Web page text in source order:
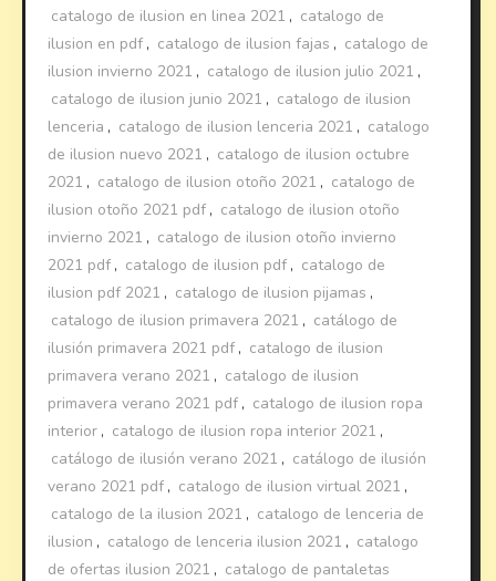
catalogo de ilusion en linea 2021 , catalogo de
ilusion en pdf , catalogo de ilusion fajas , catalogo de
ilusion invierno 2021 , catalogo de ilusion julio 2021 ,
catalogo de ilusion junio 2021 , catalogo de ilusion
lenceria , catalogo de ilusion lenceria 2021 , catalogo
de ilusion nuevo 2021 , catalogo de ilusion octubre
2021 , catalogo de ilusion otoño 2021 , catalogo de
ilusion otoño 2021 pdf , catalogo de ilusion otoño
invierno 2021 , catalogo de ilusion otoño invierno
2021 pdf , catalogo de ilusion pdf , catalogo de
ilusion pdf 2021 , catalogo de ilusion pijamas ,
catalogo de ilusion primavera 2021 , catálogo de
ilusión primavera 2021 pdf , catalogo de ilusion
primavera verano 2021 , catalogo de ilusion
primavera verano 2021 pdf , catalogo de ilusion ropa
interior , catalogo de ilusion ropa interior 2021 ,
catálogo de ilusión verano 2021 , catálogo de ilusión
verano 2021 pdf , catalogo de ilusion virtual 2021 ,
catalogo de la ilusion 2021 , catalogo de lenceria de
ilusion , catalogo de lenceria ilusion 2021 , catalogo
de ofertas ilusion 2021 , catalogo de pantaletas